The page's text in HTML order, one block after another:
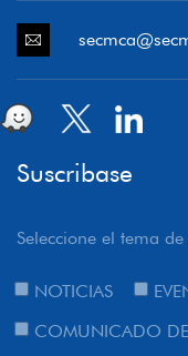
Suscribase
Seleccione el tema
NOTICIAS
COMUNICADO DE